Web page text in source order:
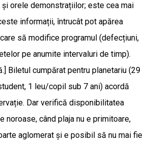
orele demonstrațiilor; este cea mai
informații, întrucât pot apărea
să modifice programul (defecțiuni,
pe anumite intervaluri de timp).
Biletul cumpărat pentru planetariu (29
1 leu/copil sub 7 ani) acordă
Dar verifică disponibilitatea
noroase, când plaja nu e primitoare,
aglomerat și e posibil să nu mai fie